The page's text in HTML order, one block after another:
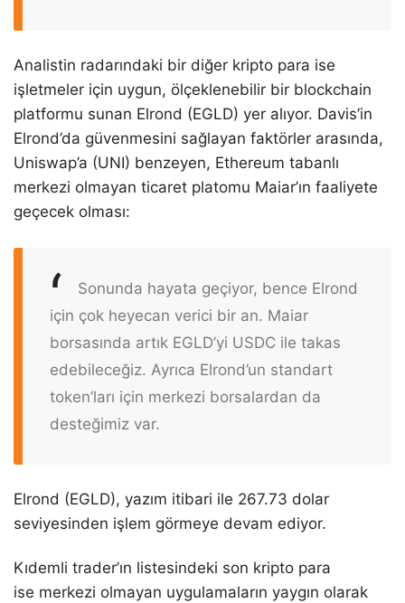
Analistin radarındaki bir diğer kripto para ise
işletmeler için uygun, ölçeklenebilir bir blockchain
platformu sunan Elrond (EGLD) yer alıyor. Davis’in
Elrond’da güvenmesini sağlayan faktörler arasında,
Uniswap’a (UNI) benzeyen, Ethereum tabanlı
merkezi olmayan ticaret platomu Maiar’ın faaliyete
geçecek olması:
Sonunda hayata geçiyor, bence Elrond
için çok heyecan verici bir an. Maiar
borsasında artık EGLD’yi USDC ile takas
edebileceğiz. Ayrıca Elrond’un standart
token’ları için merkezi borsalardan da
desteğimiz var.
Elrond (EGLD), yazım itibari ile 267.73 dolar
seviyesinden işlem görmeye devam ediyor.
Kıdemli trader’ın listesindeki son kripto para
ise merkezi olmayan uygulamaların yaygın olarak